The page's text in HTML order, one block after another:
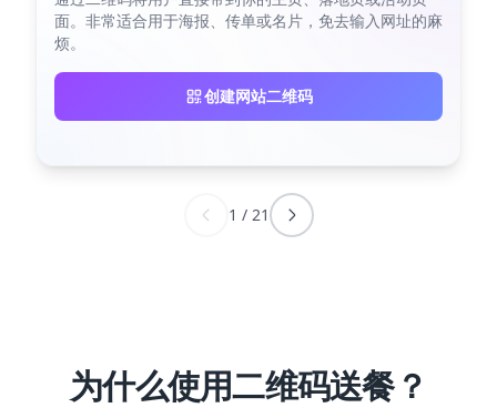
面。非常适合用于海报、传单或名片，免去输入网址的麻
烦。
创建网站二维码
1 / 21
为什么使用二维码送餐？